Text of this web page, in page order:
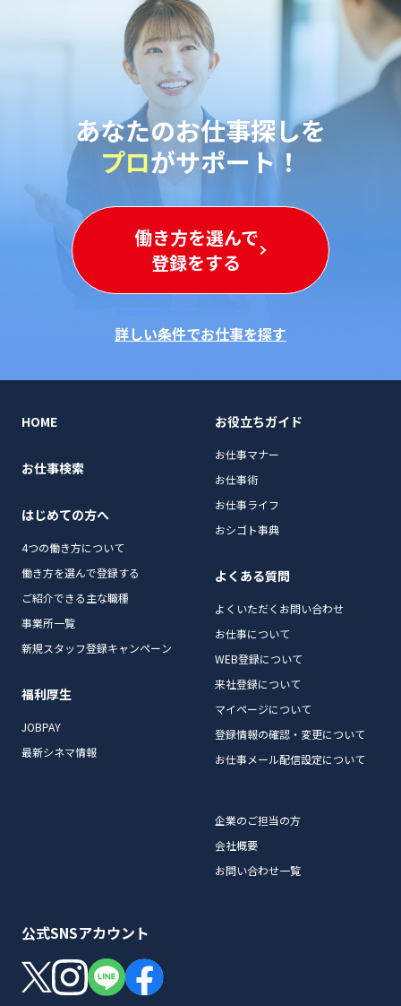
あなたのお仕事探しを
プロがサポート！
働き方を選んで
登録をする
詳しい条件でお仕事を探す
HOME
お仕事検索
はじめての方へ
4つの働き方について
働き方を選んで登録する
ご紹介できる主な職種
事業所一覧
新規スタッフ登録キャンペーン
福利厚生
JOBPAY
最新シネマ情報
お役立ちガイド
お仕事マナー
お仕事術
お仕事ライフ
おシゴト事典
よくある質問
よくいただくお問い合わせ
お仕事について
WEB登録について
来社登録について
マイページについて
登録情報の確認・変更について
お仕事メール配信設定について
企業のご担当の方
会社概要
お問い合わせ一覧
公式SNSアカウント